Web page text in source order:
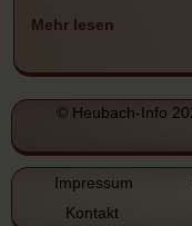
Mehr lesen
© Heubach-Info
Impressum
Kontakt